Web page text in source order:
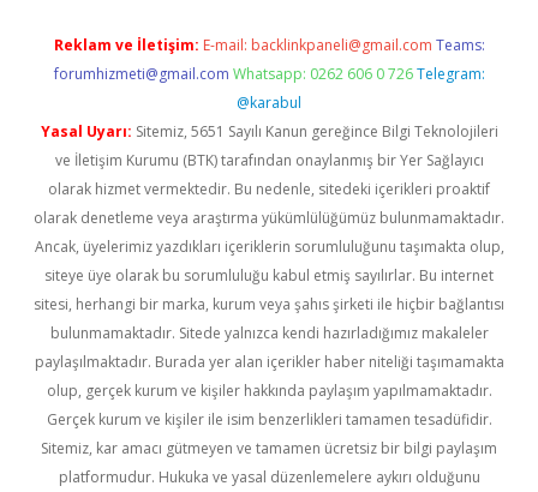
Reklam ve İletişim: E-mail: backlinkpaneli@gmail.com Teams:
forumhizmeti@gmail.com Whatsapp: 0262 606 0 726 Telegram:
@karabul
Yasal Uyarı: Sitemiz, 5651 Sayılı Kanun gereğince Bilgi Teknolojileri
ve İletişim Kurumu (BTK) tarafından onaylanmış bir Yer Sağlayıcı
olarak hizmet vermektedir. Bu nedenle, sitedeki içerikleri proaktif
olarak denetleme veya araştırma yükümlülüğümüz bulunmamaktadır.
Ancak, üyelerimiz yazdıkları içeriklerin sorumluluğunu taşımakta olup,
siteye üye olarak bu sorumluluğu kabul etmiş sayılırlar. Bu internet
sitesi, herhangi bir marka, kurum veya şahıs şirketi ile hiçbir bağlantısı
bulunmamaktadır. Sitede yalnızca kendi hazırladığımız makaleler
paylaşılmaktadır. Burada yer alan içerikler haber niteliği taşımamakta
olup, gerçek kurum ve kişiler hakkında paylaşım yapılmamaktadır.
Gerçek kurum ve kişiler ile isim benzerlikleri tamamen tesadüfidir.
Sitemiz, kar amacı gütmeyen ve tamamen ücretsiz bir bilgi paylaşım
platformudur. Hukuka ve yasal düzenlemelere aykırı olduğunu